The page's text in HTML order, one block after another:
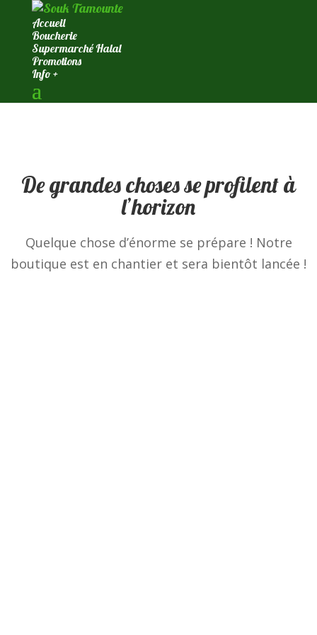
Accueil
Boucherie
Supermarché Halal
Promotions
Info +
De grandes choses se profilent à
l’horizon
Quelque chose d’énorme se prépare ! Notre
boutique est en chantier et sera bientôt lancée !